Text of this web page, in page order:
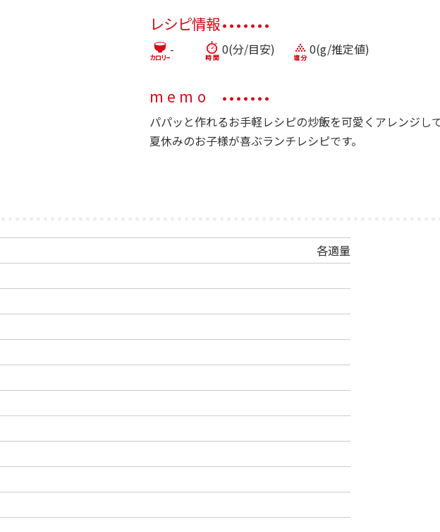
レシピ情報
- 0(分/目安) 0(g/推定値)
memo
パパッと作れるお手軽レシピの炒飯を可愛くアレンジし
夏休みのお子様が喜ぶランチレシピです。
各適量